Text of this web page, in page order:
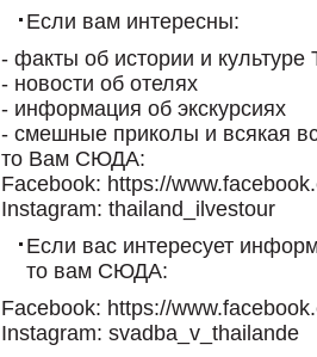
Если вам интересны:
- факты об истории и культуре
- новости об отелях
- информация об экскурсиях
- смешные приколы и всякая
то Вам СЮДА:
Facebook: https://
Instagram: thailand_ilvestour
Если вас интересует
то вам СЮДА:
Facebook: https://
Instagram: svadba_v_thailande